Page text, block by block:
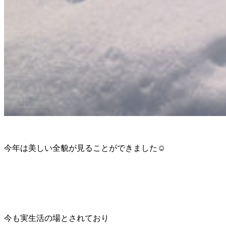
今年は美しい全貌が見ることができました☺️
今も実生活の場とされており